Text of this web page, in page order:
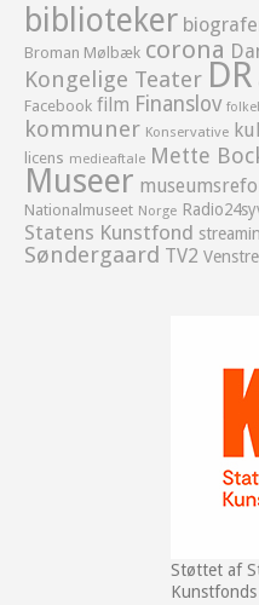
biblioteker
Broman Mølbæk corona
Kongelige Teater DR
Facebook film Finanslov
kommuner Konservative
licens medieaftale Mette
Museer
Nationalmuseet Norge
Statens Kunstfond
Søndergaard TV2 Venstre
Støttet af
Kunstfonds